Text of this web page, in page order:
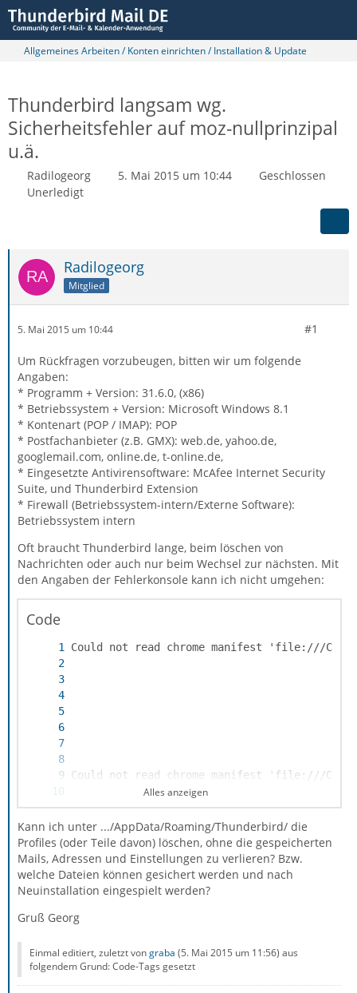
Allgemeines Arbeiten / Konten einrichten / Installation & Update
Thunderbird langsam wg.
Sicherheitsfehler auf moz-nullprinzipal
u.ä.
Radilogeorg 5. Mai 2015 um 10:44
Geschlossen
Unerledigt
Radilogeorg
Mitglied
5. Mai 2015 um 10:44 #1
Um Rückfragen vorzubeugen, bitten wir um folgende
Angaben:
* Programm + Version: 31.6.0, (x86)
* Betriebssystem + Version: Microsoft Windows 8.1
* Kontenart (POP / IMAP): POP
* Postfachanbieter (z.B. GMX): web.de, yahoo.de,
googlemail.com, online.de, t-online.de,
* Eingesetzte Antivirensoftware: McAfee Internet Security
Suite, und Thunderbird Extension
* Firewall (Betriebssystem-intern/Externe Software):
Betriebssystem intern
Oft braucht Thunderbird lange, beim löschen von
Nachrichten oder auch nur beim Wechsel zur nächsten. Mit
den Angaben der Fehlerkonsole kann ich nicht umgehen:
Code
Alles anzeigen
Kann ich unter .../AppData/Roaming/Thunderbird/ die
Profiles (oder Teile davon) löschen, ohne die gespeicherten
Mails, Adressen und Einstellungen zu verlieren? Bzw.
welche Dateien können gesichert werden und nach
Neuinstallation eingespielt werden?
Gruß Georg
Einmal editiert, zuletzt vongraba (5. Mai 2015 um 11:56) aus
folgendem Grund: Code-Tags gesetzt